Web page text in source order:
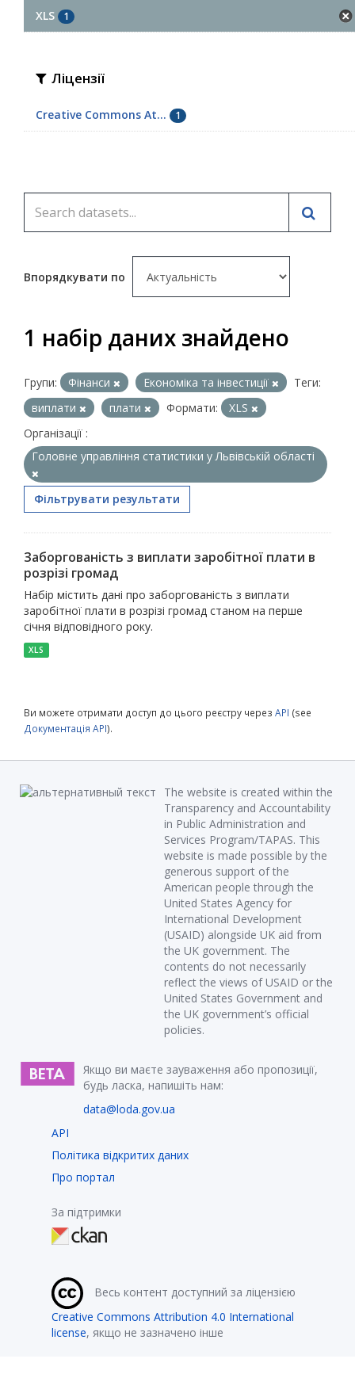
XLS 1
Ліцензії
Creative Commons At... 1
Впорядкувати по
1 набір даних знайдено
Групи: Фінанси Економіка та інвестиції
Теги:
виплати
плати Формати:
XLS
Організації :
Головне управління статистики у Львівській області
Фільтрувати результати
Заборгованість з виплати заробітної плати в
розрізі громад
Набір містить дані про заборгованість з виплати
заробітної плати в розрізі громад станом на перше
січня відповідного року.
XLS
Ви можете отримати доступ до цього реєстру через API (see
Документація API).
The website is created within the
Transparency and Accountability
in Public Administration and
Services Program/TAPAS. This
website is made possible by the
generous support of the
American people through the
United States Agency for
International Development
(USAID) alongside UK aid from
the UK government. The
contents do not necessarily
reflect the views of USAID or the
United States Government and
the UK government’s official
policies.
Якщо ви маєте зауваження або пропозиції,
будь ласка, напишіть нам:
data@loda.gov.ua
API
Політика відкритих даних
Про портал
За підтримки
Весь контент доступний за ліцензією
Creative Commons Attribution 4.0 International
license, якщо не зазначено інше